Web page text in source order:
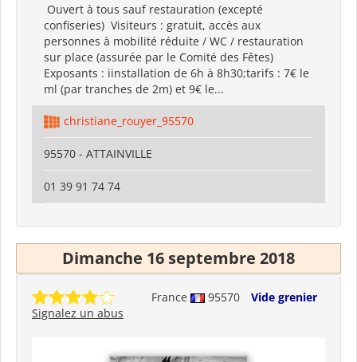
Ouvert à tous sauf restauration (excepté
confiseries) Visiteurs : gratuit, accès aux
personnes à mobilité réduite / WC / restauration
sur place (assurée par le Comité des Fêtes)
Exposants : iinstallation de 6h à 8h30;tarifs : 7€ le
ml (par tranches de 2m) et 9€ le...
christiane_rouyer_95570
95570 - ATTAINVILLE
01 39 91 74 74
Dimanche 16 septembre 2018
France 95570
Vide grenier
Signalez un abus